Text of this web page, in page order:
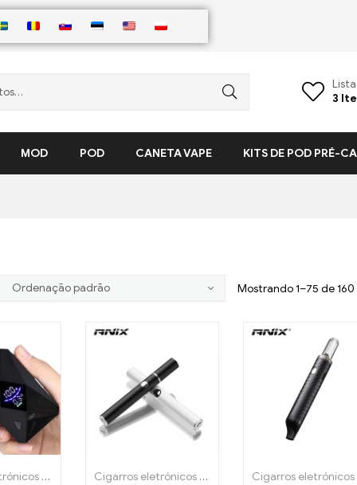
3
MOD POD CANETA VAPE KITS DE POD PRÉ-
Mostrando 1–75 de
Cigarros eletrónicos descartáveis Portugal ,Cigarros eletrónicos descartáveis
Cigarros eletrónicos descartáveis Portugal ,